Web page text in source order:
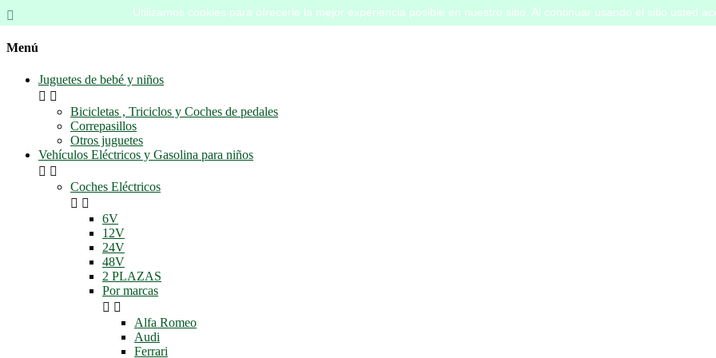
Utilizamos cookies para ofrecerle la mejor experiencia posible en nuestro sitio. Al continuar usando el sitio usted

Menú
Juguetes de bebé y niños
 
Bicicletas , Triciclos y Coches de pedales
Correpasillos
Otros juguetes
Vehículos Eléctricos y Gasolina para niños
 
Coches Eléctricos
 
6V
12V
24V
48V
2 PLAZAS
Por marcas
 
Alfa Romeo
Audi
Ferrari